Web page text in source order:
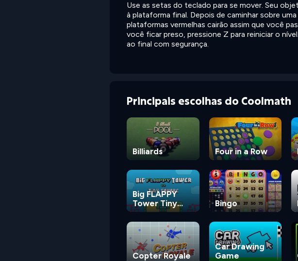
Use as setas do teclado para se mover. Seu
à plataforma final. Depois de caminhar sobre
plataformas vermelhas cairão assim que você
você ficar preso, pressione Z para reiniciar o
ao final com segurança.
Principais escolhas do Coolmath
Billiards Four in a Row
Big FLAPPY
Tower Tiny
Square
Bingo
Copter Royale
Car Drawing
Game